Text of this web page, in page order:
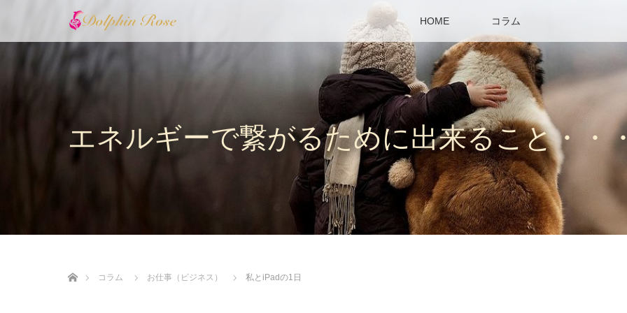
HOME コラム
エネルギーで繋がるために出来ること・・
コラム
お仕事（ビジネス） 私とiPadの1日